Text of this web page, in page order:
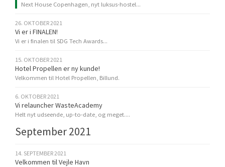
Next House Copenhagen, nyt luksus-hostel...
26. OKTOBER 2021
Vi er i FINALEN!
Vi er i finalen til SDG Tech Awards...
15. OKTOBER 2021
Hotel Propellen er ny kunde!
Velkommen til Hotel Propellen, Billund.
6. OKTOBER 2021
Vi relauncher WasteAcademy
Helt nyt udseende, up-to-date, og meget....
September 2021
14. SEPTEMBER 2021
Velkommen til Vejle Havn